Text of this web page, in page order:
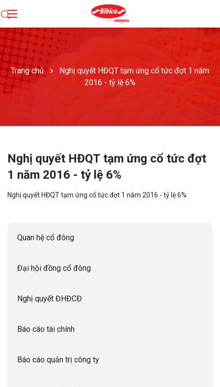
Trang chủ
Nghị quyết HĐQT tạm ứng cổ tức đợt 1 năm
2016 - tỷ lệ 6%
Quan hệ cổ đông
Đại hội đồng cổ đông
Nghị quyết ĐHĐCĐ
Báo cáo tài chính
Báo cáo quản trị công ty
Nghị quyết HĐQT tạm ứng cổ tức đợt
1 năm 2016 - tỷ lệ 6%
Nghị quyết HĐQT tạm ứng cổ tức đợt 1 năm 2016 - tỷ lệ 6%